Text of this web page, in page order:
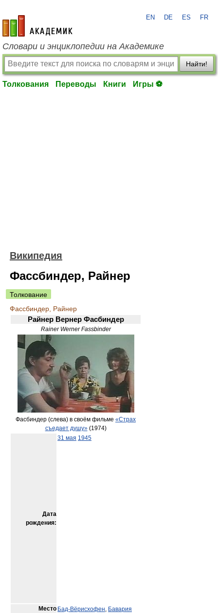
academic.ru
EN DE ES FR
Словари и энциклопедии на Академике
Найти!
Толкования Переводы Книги Игры ⚽
Википедия
Фассбиндер, Райнер
Толкование
Фассбиндер, Райнер
Райнер Вернер Фасбиндер
Rainer Werner Fassbinder
Фасбиндер (слева) в своём фильме «Страх
съедает душу»(1974)
Дата
рождения:
31 мая 1945
Место Бад-Вёрисхофен, Бавария